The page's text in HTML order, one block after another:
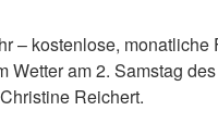
– kostenlose,
Wetter am 2. Samstag
Reichert.